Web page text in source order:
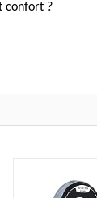
confort ?